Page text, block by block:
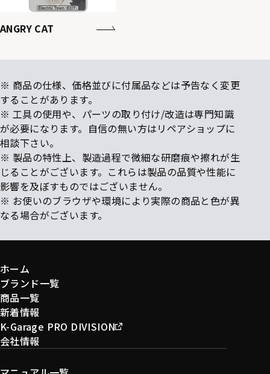
ANGRY CAT
※ 商品の仕様、価格並びに付属品などは予告なく変更
することがあります。
※ 工具の使用や、パーツの取り付け/改造は専門知識
が必要になります。自信の無い方はリペアショップに
相談下さい。
※ 製品の特性上、製造過程で微細な研磨痕や擦れが生
じることがございます。これらは製品の品質や性能に
影響を及ぼすものではございません。
※ お使いのブラウザや環境により実際の商品と色が異
なる場合がございます。
ホーム
ブランド一覧
商品一覧
新着情報
K-Garage PRO DIVISION
会社情報